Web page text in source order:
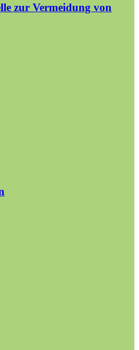
zur Vermeidung von